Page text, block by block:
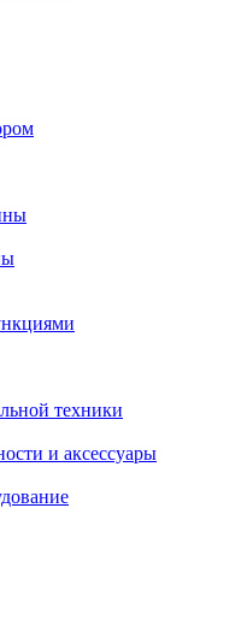
техники
и аксессуары